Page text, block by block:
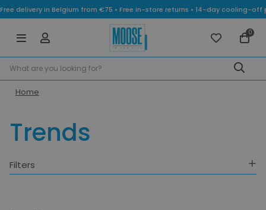
Free delivery in Belgium from €75 • Free in-store returns • 14-day cooling-
0
Home
Trends
Filters